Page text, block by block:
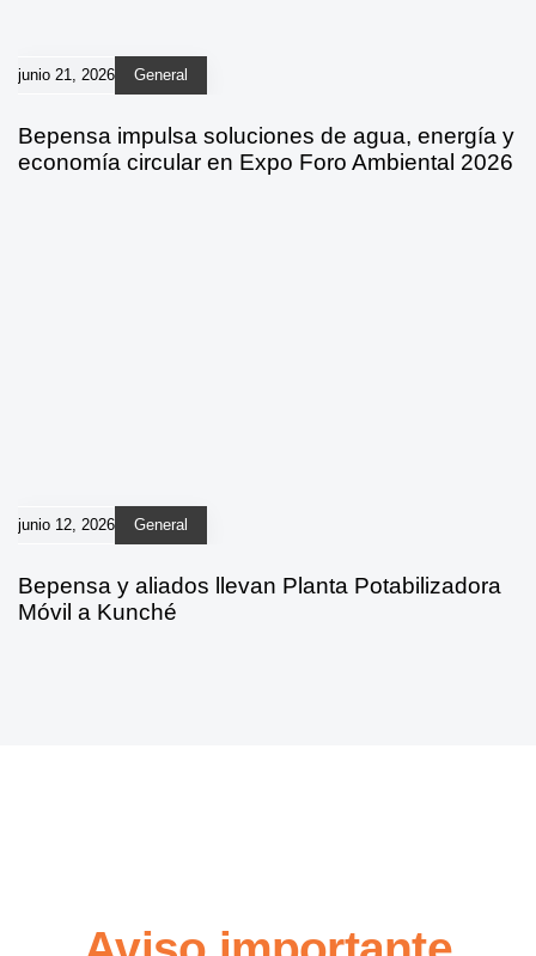
junio 21, 2026 General
Bepensa impulsa soluciones de agua, energía y
economía circular en Expo Foro Ambiental 2026
junio 12, 2026 General
Bepensa y aliados llevan Planta Potabilizadora
Móvil a Kunché